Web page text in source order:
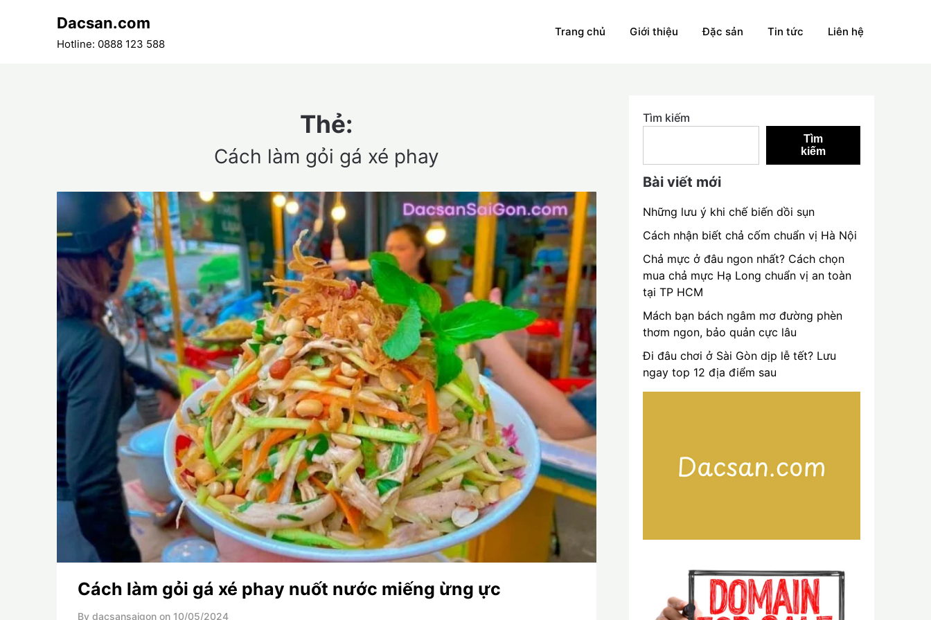
Dacsan.com
Hotline: 0888 123 588
Trang chủ Giới thiệu Đặc sản Tin tức Liên hệ
Thẻ:
Cách làm gỏi gá xé phay
Cách làm gỏi gá xé phay nuốt nước miếng ừng ực
By dacsansaigon on 10/05/2024
Tìm kiếm
Tìm
kiếm
Bài viết mới
Những lưu ý khi chế biến dồi sụn
Cách nhận biết chả cốm chuẩn vị Hà Nội
Chả mực ở đâu ngon nhất? Cách chọn
mua chả mực Hạ Long chuẩn vị an toàn
tại TP HCM
Mách bạn bách ngâm mơ đường phèn
thơm ngon, bảo quản cực lâu
Đi đâu chơi ở Sài Gòn dịp lễ tết? Lưu
ngay top 12 địa điểm sau